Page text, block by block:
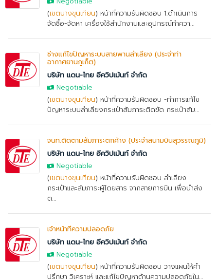
(เขตบางขุนเทียน) หน้าที่ความรับผิดชอบ 1.ดำเนินการ
จัดซื้อ-จัดหา เครื่องใช้สำนักงานและอุปกรณ์ทำควา...
ช่างแก้ไขปัญหาระบบสายพานลำเลียง (ประจำท่า
อากาศยานภูเก็ต)
บริษัท แดน-ไทย อีควิปเม้นท์ จำกัด
Negotiable
(เขตบางขุนเทียน) หน้าที่ความรับผิดชอบ -ทำการแก้ไข
ปัญหาระบบลำเลียงกระเป๋าสัมภาระติดขัด กระเป๋าสัม...
จนท.ติดตามสัมภาระตกค้าง (ประจำสนามบินสุวรรณภูมิ)
บริษัท แดน-ไทย อีควิปเม้นท์ จำกัด
Negotiable
(เขตบางขุนเทียน) หน้าที่ความรับผิดชอบ ลำเลียง
กระเป๋าและสัมภาระผู้โดยสาร จากสายการบิน เพื่อนำส่ง
ต...
เจ้าหน้าที่ความปลอดภัย
บริษัท แดน-ไทย อีควิปเม้นท์ จำกัด
Negotiable
(เขตบางขุนเทียน) หน้าที่ความรับผิดชอบ วางแผนให้คำ
ปรึกษา วิเคราะห์ และแก้ไขปัญหาด้านความปลอดภัยใน...